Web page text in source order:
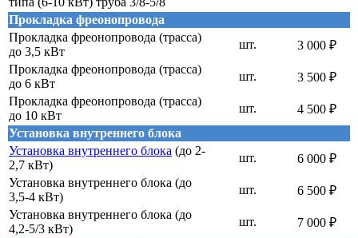
Прокладка фреонопровода
Прокладка фреонопровода (трасса)
до 3,5 кВт
шт.
3 000 ₽
Прокладка фреонопровода (трасса)
до 6 кВт
шт.
3 500 ₽
Прокладка фреонопровода (трасса)
до 10 кВт
шт.
4 500 ₽
Установка внутреннего блока
Установка внутреннего блока (до 2-
2,7 кВт)
шт.
6 000 ₽
Установка внутреннего блока (до
3,5-4 кВт)
шт.
6 500 ₽
Установка внутреннего блока (до
4,2-5/3 кВт)
шт.
7 000 ₽